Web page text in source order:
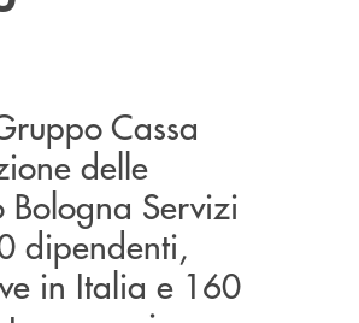
Cassa
delle
Servizi
dipendenti,
in Italia e 160